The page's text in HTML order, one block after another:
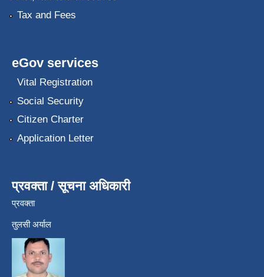
Tax and Fees
eGov services
Vital Registration
Social Security
Citizen Charter
Application Letter
प्रवक्ता / सूचना अधिकारी
प्रवक्ता
तुलसी अर्याल